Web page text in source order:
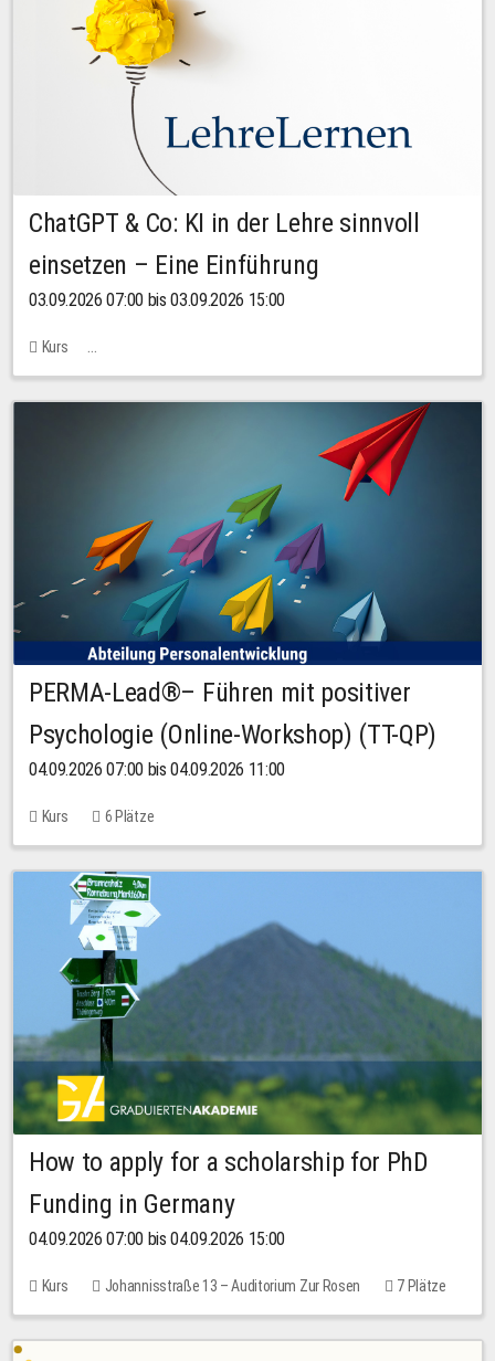
ChatGPT & Co: KI in der Lehre sinnvoll
einsetzen – Eine Einführung
03.09.2026 07:00 bis 03.09.2026 15:00
Kurs
Bachstraße 18k - SR 102 (Seminarraum Servicestelle LehreLernen)
PERMA-Lead®– Führen mit positiver
Psychologie (Online-Workshop) (TT-QP)
04.09.2026 07:00 bis 04.09.2026 11:00
Kurs 6 Plätze
How to apply for a scholarship for PhD
Funding in Germany
04.09.2026 07:00 bis 04.09.2026 15:00
Kurs Johannisstraße 13 – Auditorium Zur Rosen
7 Plätze
10,00 EUR